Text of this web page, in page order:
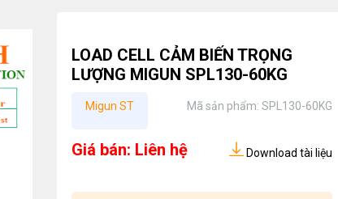
LOAD CELL CẢM BIẾN TRỌNG
LƯỢNG MIGUN SPL130-60KG
Migun ST Mã sản phẩm: SPL130-60KG
Giá bán: Liên hệ Download tài liệu